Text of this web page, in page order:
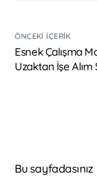
ÖNCEKI İÇERIK
Esnek Çalışma
Uzaktan İşe
Bu sayfadasınız